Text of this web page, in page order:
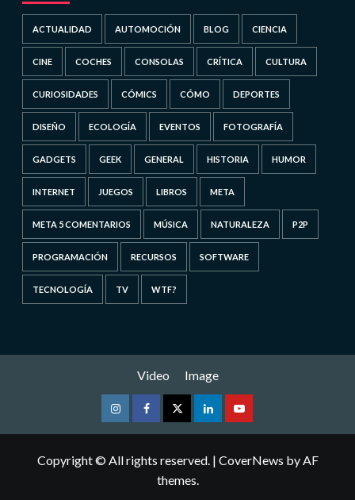
ACTUALIDAD AUTOMOCIÓN BLOG CIENCIA
CINE COCHES CONSOLAS CRÍTICA CULTURA
CURIOSIDADES CÓMICS CÓMO DEPORTES
DISEÑO ECOLOGÍA EVENTOS FOTOGRAFÍA
GADGETS GEEK GENERAL HISTORIA HUMOR
INTERNET JUEGOS LIBROS META
META 5 COMENTARIOS MÚSICA NATURALEZA P2P
PROGRAMACIÓN RECURSOS SOFTWARE
TECNOLOGÍA TV WTF?
Video Image
InstagramFacebookTwitterLinkedinYoutube
Copyright © All rights reserved. | CoverNews by AF
themes.